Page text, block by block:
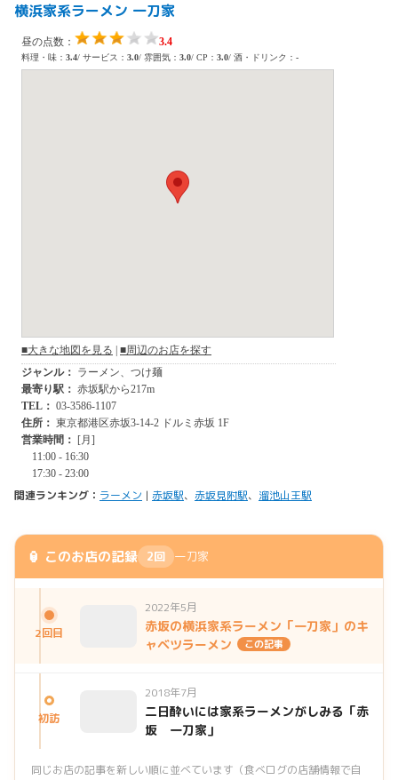
横浜家系ラーメン 一刀家
関連ランキング： ラーメン | 赤坂駅、 赤坂見附駅、 溜池山王駅
🏮 このお店の記録 2回 一刀家
2回目
2022年5月
赤坂の横浜家系ラーメン「一刀家」のキ
ャベツラーメン
この記事
初訪
2018年7月
二日酔いには家系ラーメンがしみる「赤
坂 一刀家」
同じお店の記事を新しい順に並べています（食べログの店舗情報で自